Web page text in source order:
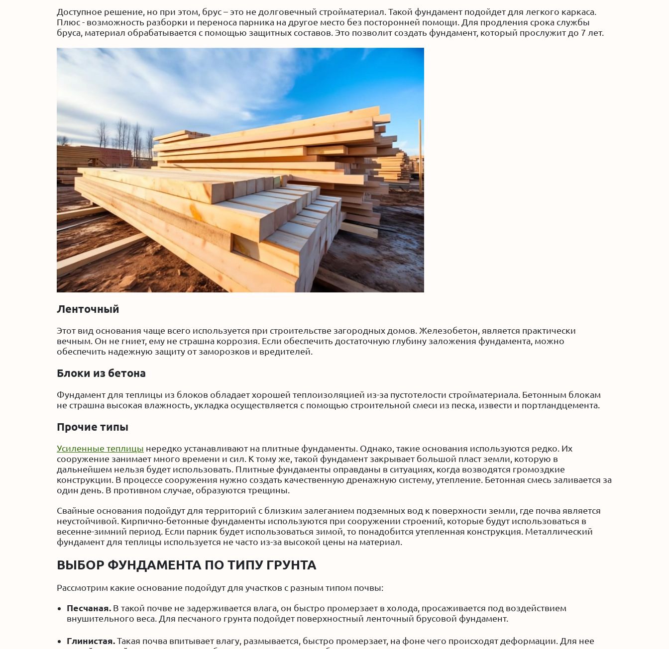
Доступное решение, но при этом, брус – это не долговечный стройматериал. Такой фундамент подойдет для легкого каркаса.
Плюс - возможность разборки и переноса парника на другое место без посторонней помощи. Для продления срока службы
бруса, материал обрабатывается с помощью защитных составов. Это позволит создать фундамент, который прослужит до 7 лет.
Ленточный
Этот вид основания чаще всего используется при строительстве загородных домов. Железобетон, является практически
вечным. Он не гниет, ему не страшна коррозия. Если обеспечить достаточную глубину заложения фундамента, можно
обеспечить надежную защиту от заморозков и вредителей.
Блоки из бетона
Фундамент для теплицы из блоков обладает хорошей теплоизоляцией из-за пустотелости стройматериала. Бетонным блокам
не страшна высокая влажность, укладка осуществляется с помощью строительной смеси из песка, извести и портландцемента.
Прочие типы
Усиленные теплицы нередко устанавливают на плитные фундаменты. Однако, такие основания используются редко. Их
сооружение занимает много времени и сил. К тому же, такой фундамент закрывает большой пласт земли, которую в
дальнейшем нельзя будет использовать. Плитные фундаменты оправданы в ситуациях, когда возводятся громоздкие
конструкции. В процессе сооружения нужно создать качественную дренажную систему, утепление. Бетонная смесь заливается за
один день. В противном случае, образуются трещины.
Свайные основания подойдут для территорий с близким залеганием подземных вод к поверхности земли, где почва является
неустойчивой. Кирпично-бетонные фундаменты используются при сооружении строений, которые будут использоваться в
весенне-зимний период. Если парник будет использоваться зимой, то понадобится утепленная конструкция. Металлический
фундамент для теплицы используется не часто из-за высокой цены на материал.
ВЫБОР ФУНДАМЕНТА ПО ТИПУ ГРУНТА
Рассмотрим какие основание подойдут для участков с разным типом почвы:
Песчаная. В такой почве не задерживается влага, он быстро промерзает в холода, просаживается под воздействием
внушительного веса. Для песчаного грунта подойдет поверхностный ленточный брусовой фундамент.
Глинистая. Такая почва впитывает влагу, размывается, быстро промерзает, на фоне чего происходят деформации. Для нее